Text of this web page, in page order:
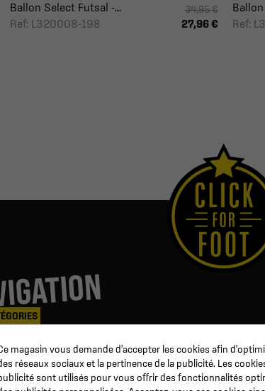
Ballon Select Futsal -...
Ref: L320008-198
34,95 €
27,96 €
Ref:
football
Coaching & Arbitrage
du Club
Matériel d'entrainement
& Soins
Préparation Physique
magasin vous demande d'accepter les cookies afin
réseaux sociaux et la pertinence de la publicité. Les
sont utilisés pour vous offrir des fonctionnalités